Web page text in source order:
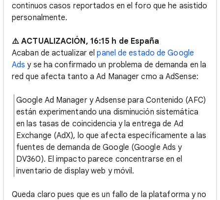
continuos casos reportados en el foro que he asistido
personalmente.
⚠️ ACTUALIZACIÓN, 16:15 h de España
Acaban de actualizar elpanel de estado de Google
Ads y se ha confirmado un problema de demanda en la
red que afecta tanto a Ad Manager cmo a AdSense:
Google Ad Manager y Adsense para Contenido (AFC)
están experimentando una disminución sistemática
en las tasas de coincidencia y la entrega de Ad
Exchange (AdX), lo que afecta específicamente a las
fuentes de demanda de Google (Google Ads y
DV360). El impacto parece concentrarse en el
inventario de display web y móvil.
Queda claro pues que es un fallo de la plataforma y no